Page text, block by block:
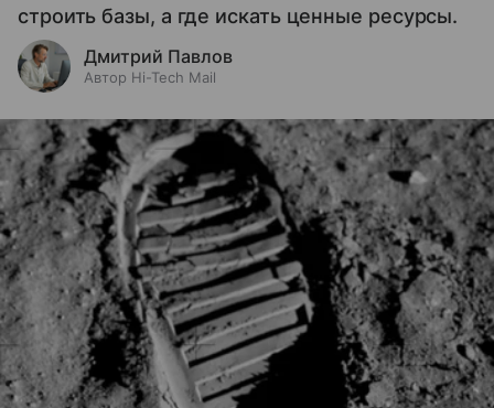
строить базы, а где искать ценные ресурсы.
Дмитрий Павлов
Автор Hi-Tech Mail